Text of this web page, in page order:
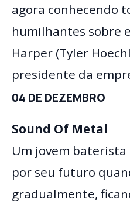
agora conhecendo
humilhantes sobre
Harper (Tyler
presidente da
04 DE DEZEMBRO
Sound Of Metal
Um jovem baterista
por seu futuro
gradualmente,